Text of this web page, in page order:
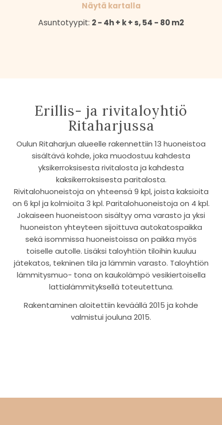
Näytä kartalla
Asuntotyypit: 2 - 4h + k + s, 54 - 80 m2
Erillis- ja rivitaloyhtiö
Ritaharjussa
Oulun Ritaharjun alueelle rakennettiin 13 huoneistoa
sisältävä kohde, joka muodostuu kahdesta
yksikerroksisesta rivitalosta ja kahdesta
kaksikerroksisesta paritalosta.
Rivitalohuoneistoja on yhteensä 9 kpl, joista kaksioita
on 6 kpl ja kolmioita 3 kpl. Paritalohuoneistoja on 4 kpl.
Jokaiseen huoneistoon sisältyy oma varasto ja yksi
huoneiston yhteyteen sijoittuva autokatospaikka
sekä isommissa huoneistoissa on paikka myös
toiselle autolle. Lisäksi taloyhtiön tiloihin kuuluu
jätekatos, tekninen tila ja lämmin varasto. Taloyhtiön
lämmitysmuo- tona on kaukolämpö vesikiertoisella
lattialämmityksellä toteutettuna.
Rakentaminen aloitettiin keväällä 2015 ja kohde
valmistui jouluna 2015.